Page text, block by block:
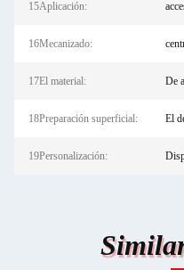
15Aplicación:
16Mecanizado:
17El material: De
18Preparación superficial: El
19Personalización: